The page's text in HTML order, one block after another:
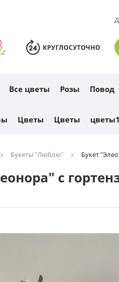
Все цветы Розы Повод
Цветы Цветы
Букеты "Люблю" Букет
с